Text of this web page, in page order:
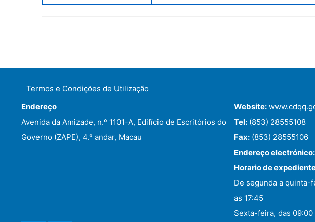
Termos e Condições de Utilização
Endereço
Avenida da Amizade, n.º 1101-A, Edifício de Escritórios do
Governo (ZAPE), 4.º andar, Macau
Website:
Tel: (853) 28555108
Fax: (853) 28555106
Endereço electrónico:
Horario de
De segunda a quinta-
as 17:45
Sexta-feira, das 09:00